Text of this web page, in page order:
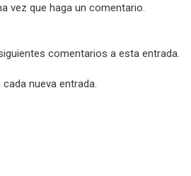
vez que haga un comentario.
comentarios a esta entrada.
nueva entrada.